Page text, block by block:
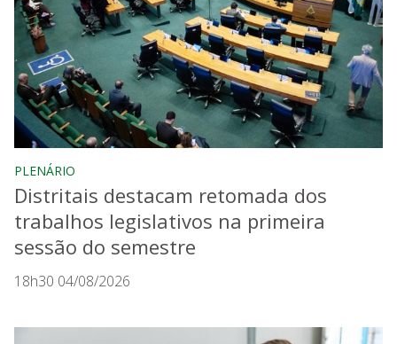
PLENÁRIO
Distritais destacam retomada dos
trabalhos legislativos na primeira
sessão do semestre
18h30 04/08/2026